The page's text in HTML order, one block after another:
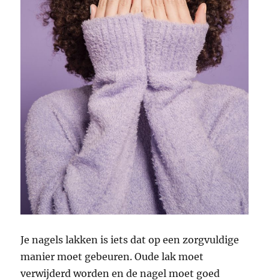
Je nagels lakken is iets dat op een zorgvuldige
manier moet gebeuren. Oude lak moet
verwijderd worden en de nagel moet goed